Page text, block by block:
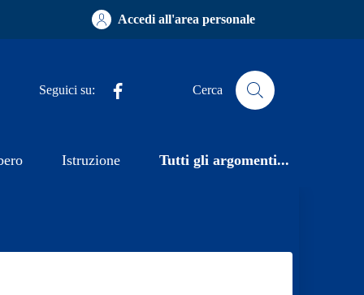
Accedi all'area personale
Seguici su: Cerca
Istruzione Tutti gli argomenti...